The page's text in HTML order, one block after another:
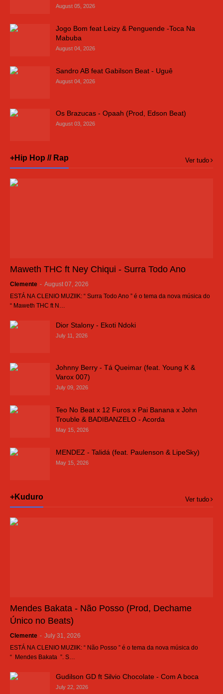
August 05, 2026
Jogo Bom feat Leizy & Penguende -Toca Na
Mabuba
August 04, 2026
Sandro AB feat Gabilson Beat - Uguê
August 04, 2026
Os Brazucas - Opaah (Prod, Edson Beat)
August 03, 2026
+Hip Hop // Rap Ver tudo
Maweth THC ft Ney Chiqui - Surra Todo Ano
Clemente - August 07, 2026
ESTÁ NA CLENIO MUZIIK: “ Surra Todo Ano ” é o tema da nova música do
“ Maweth THC ft N…
Dior Stalony - Ekoti Ndoki
July 11, 2026
Johnny Berry - Tá Queimar (feat. Young K &
Varox 007)
July 09, 2026
Teo No Beat x 12 Furos x Pai Banana x John
Trouble & BADIBANZELO - Acorda
May 15, 2026
MENDEZ - Talidá (feat. Paulenson & LipeSky)
May 15, 2026
+Kuduro Ver tudo
Mendes Bakata - Não Posso (Prod, Dechame
Único no Beats)
Clemente - July 31, 2026
ESTÁ NA CLENIO MUZIIK: “ Não Posso ” é o tema da nova música do
“ Mendes Bakata ”. S…
Gudilson GD ft Silvio Chocolate - Com A boca
July 22, 2026